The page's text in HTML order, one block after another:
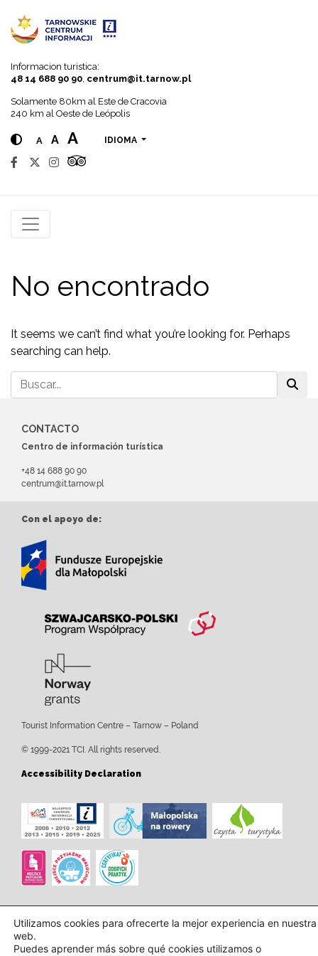
Informacion turistica:
48 14 688 90 90 centrum@it.tarnow.pl
Solamente 80km al Este de Cracovia
240 km al Oeste de Leópolis
A A A IDIOMA
No encontrado
It seems we can’t find what you’re looking for. Perhaps
searching can help.
CONTACTO
Centro de información turística
+48 14 688 90 90
centrum@it.tarnow.pl
Con el apoyo de:
Tourist Information Centre – Tarnow – Poland
© 1999-2021 TCI. All rights reserved.
Accessibility Declaration
Utilizamos cookies para ofrecerte la mejor experiencia en nuestra
web.
Puedes aprender más sobre qué cookies utilizamos o